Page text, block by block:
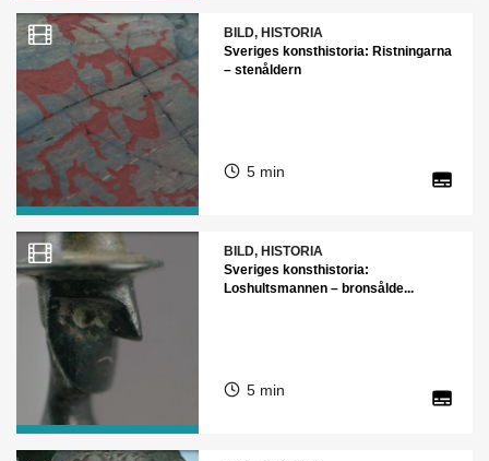
BILD, HISTORIA
Sveriges konsthistoria: Ristningarna
– stenåldern
5 min
BILD, HISTORIA
Sveriges konsthistoria:
Loshultsmannen – bronsålde...
5 min